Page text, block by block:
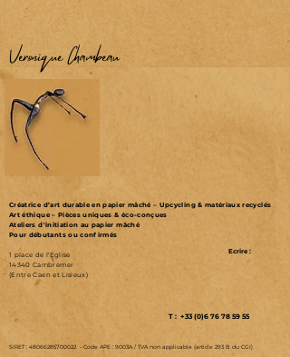
Véronique Chambeau
Créatrice d’art durable en papier mâché – Upcycling & matériaux recyclés
Art éthique – Pièces uniques & éco-conçues
Ateliers d'initiation au papier mâché
Pour débutants ou confirmés
1 place de l'Eglise
14340 Cambremer
(Entre Caen et Lisieux)
Ecrire :
SIRET : 48066285700022 - Code APE : 9003A / TVA non applicable (article 293 B du CGI)
T : +33 (0)6 76 78 59 55